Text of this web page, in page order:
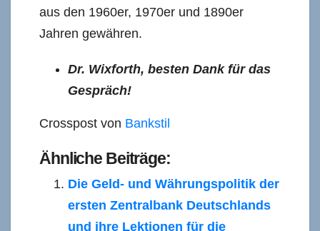
aus den 1960er, 1970er und 1890er
Jahren gewähren.
Dr. Wixforth, besten Dank für das
Gespräch!
Crosspost von Bankstil
Ähnliche Beiträge:
Die Geld- und Währungspolitik der
ersten Zentralbank Deutschlands
und ihre Lektionen für die